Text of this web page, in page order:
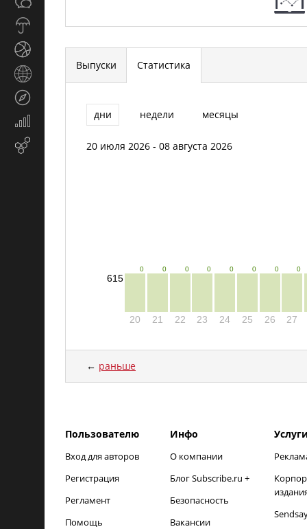
Прогноз
Спорт
Страны
Экономика
финансы
Выпуски Статистика
дни недели месяцы
20 июля 2026 - 08 августа 2026
615
0
20
0
21
0
22
0
23
0
24
0
25
0
26
0
27
← раньше
Пользователю
Вход для авторов
Регистрация
Регламент
Помощь
Инфо
О компании
Блог Subscribe.ru +
Безопасность
Вакансии